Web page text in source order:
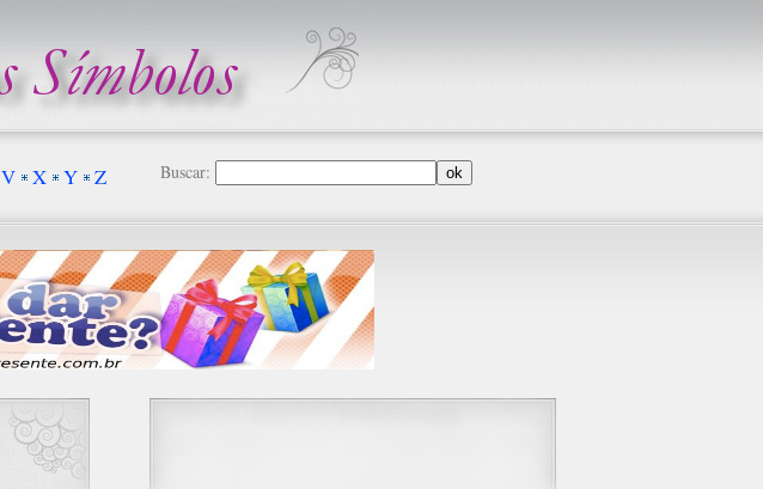
V X Y Z Buscar: